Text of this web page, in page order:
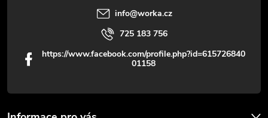
info@worka.cz
725 183 756
https://www.facebook.com/profile.php?id=615726840
01158